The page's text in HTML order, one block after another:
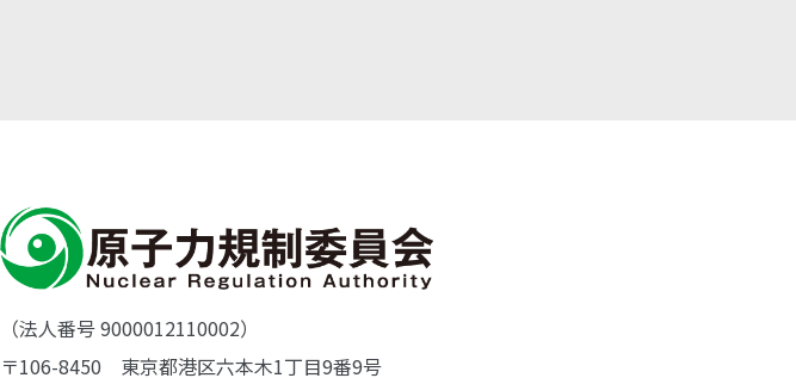
（法人番号 9000012110002）
〒106-8450 東京都港区六本木1丁目9番9号